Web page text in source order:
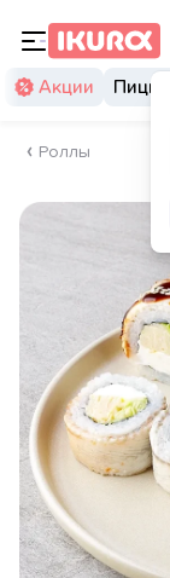
Акции Пицца
Роллы